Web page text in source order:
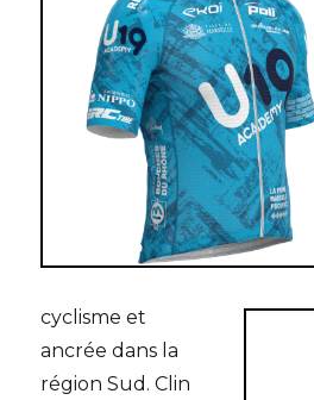
cyclisme et
ancrée dans la
région Sud. Clin